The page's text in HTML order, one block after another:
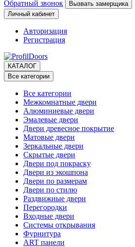
Обратный звонок
Вызвать замерщика
Личный кабинет
Авторизация
Регистрация
КАТАЛОГ
Все категории
Все категории
Межкомнатные двери
Алюминиевые двери
Эмалевые двери
Двери древесное покрытие
Матовые двери
Зеркальные двери
Скрытые двери
Двери под покраску
Двери из экошпона
Двери по размерам
Двери по стилю
Раздвижные двери
Перегородки
Входные двери
Системы открывания
Фурнитура
ART панели